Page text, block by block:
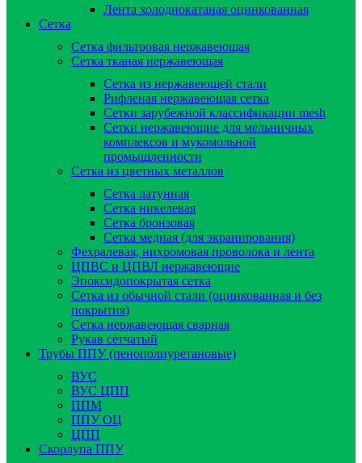
Лента холоднокатаная оцинкованная
Сетка
Сетка фильтровая нержавеющая
Сетка тканая нержавеющая
Сетка из нержавеющей стали
Рифленая нержавеющая сетка
Сетки зарубежной классификации mesh
Сетки нержавеющие для мельничных
комплексов и мукомольной
промышленности
Сетка из цветных металлов
Сетка латунная
Сетка никелевая
Сетка бронзовая
Сетка медная (для экранирования)
Фехралевая, нихромовая проволока и лента
ЦПВС и ЦПВЛ нержавеющие
Эпоксидопокрытая сетка
Сетка из обычной стали (оцинкованная и без
покрытия)
Сетка нержавеющая сварная
Рукав сетчатый
Трубы ППУ (пенополиуретановые)
ВУС
ВУС ЦПП
ППМ
ППУ ОЦ
ЦПП
Скорлупа ППУ